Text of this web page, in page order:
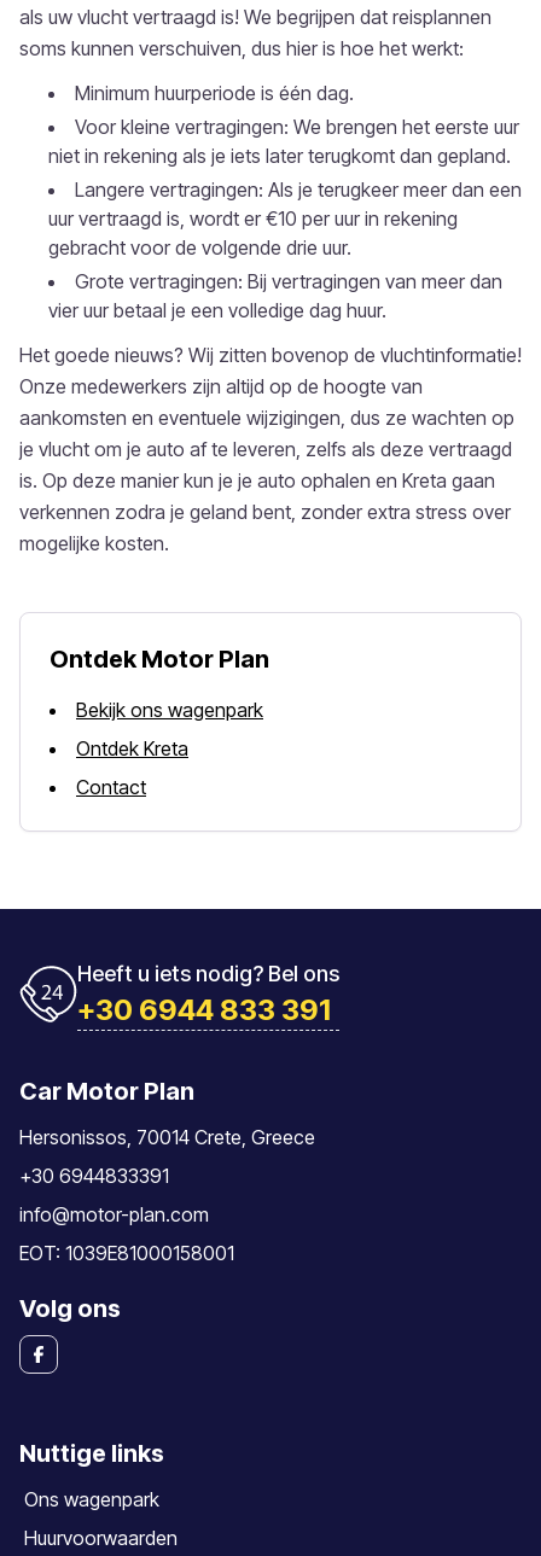
als uw vlucht vertraagd is! We begrijpen dat reisplannen
soms kunnen verschuiven, dus hier is hoe het werkt:
Minimum huurperiode is één dag.
Voor kleine vertragingen: We brengen het eerste uur
niet in rekening als je iets later terugkomt dan gepland.
Langere vertragingen: Als je terugkeer meer dan een
uur vertraagd is, wordt er €10 per uur in rekening
gebracht voor de volgende drie uur.
Grote vertragingen: Bij vertragingen van meer dan
vier uur betaal je een volledige dag huur.
Het goede nieuws? Wij zitten bovenop de vluchtinformatie!
Onze medewerkers zijn altijd op de hoogte van
aankomsten en eventuele wijzigingen, dus ze wachten op
je vlucht om je auto af te leveren, zelfs als deze vertraagd
is. Op deze manier kun je je auto ophalen en Kreta gaan
verkennen zodra je geland bent, zonder extra stress over
mogelijke kosten.
Ontdek Motor Plan
Bekijk ons wagenpark
Ontdek Kreta
Contact
Heeft u iets nodig? Bel ons
+30 6944 833 391
Car Motor Plan
Hersonissos, 70014 Crete, Greece
+30 6944833391
info@motor-plan.com
EOT: 1039E81000158001
Volg ons
Nuttige links
Ons wagenpark
Huurvoorwaarden